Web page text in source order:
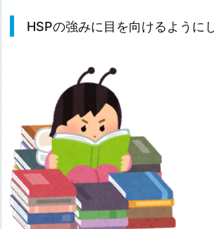
HSPの強みに目を向けるように